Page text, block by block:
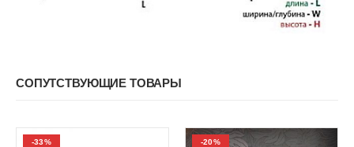
СОПУТСТВУЮЩИЕ ТОВАРЫ
-33% -20%